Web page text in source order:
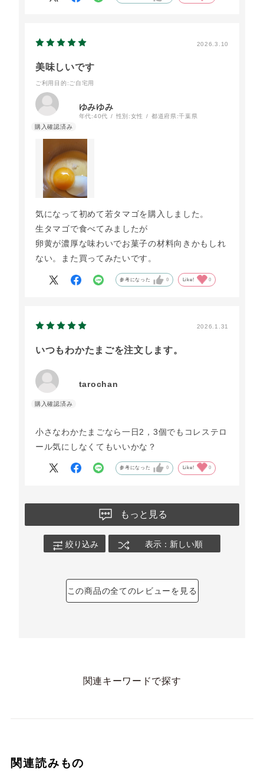
2026.3.10
美味しいです
ご利用目的 :ご自宅用
ゆみゆみ
年代:40代 性別:女性 都道府県:千葉県
気になって初めて若タマゴを購入しました。
生タマゴで食べてみましたが
卵黄が濃厚な味わいでお菓子の材料向きかもしれ
ない。また買ってみたいです。
参考になった 0 Like! 0
2026.1.31
いつもわかたまごを注文します。
tarochan
小さなわかたまごなら一日2，3個でもコレステロ
ール気にしなくてもいいかな？
参考になった 0 Like! 0
もっと見る
絞り込み 表示：新しい順
この商品の全てのレビューを見る
関連キーワードで探す
関連読みもの